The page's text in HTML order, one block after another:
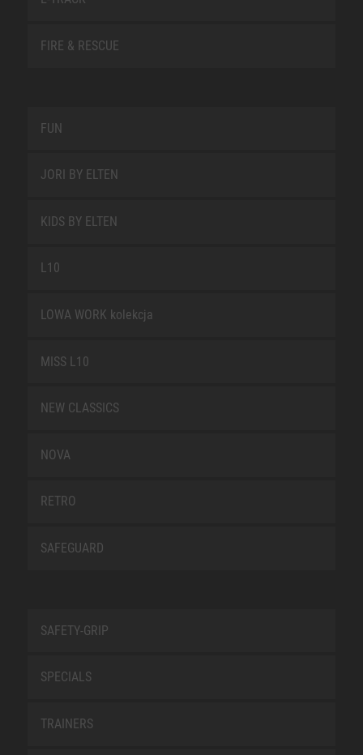
FIRE & RESCUE
FUN
JORI BY ELTEN
KIDS BY ELTEN
L10
LOWA WORK kolekcja
MISS L10
NEW CLASSICS
NOVA
RETRO
SAFEGUARD
SAFETY-GRIP
SPECIALS
TRAINERS